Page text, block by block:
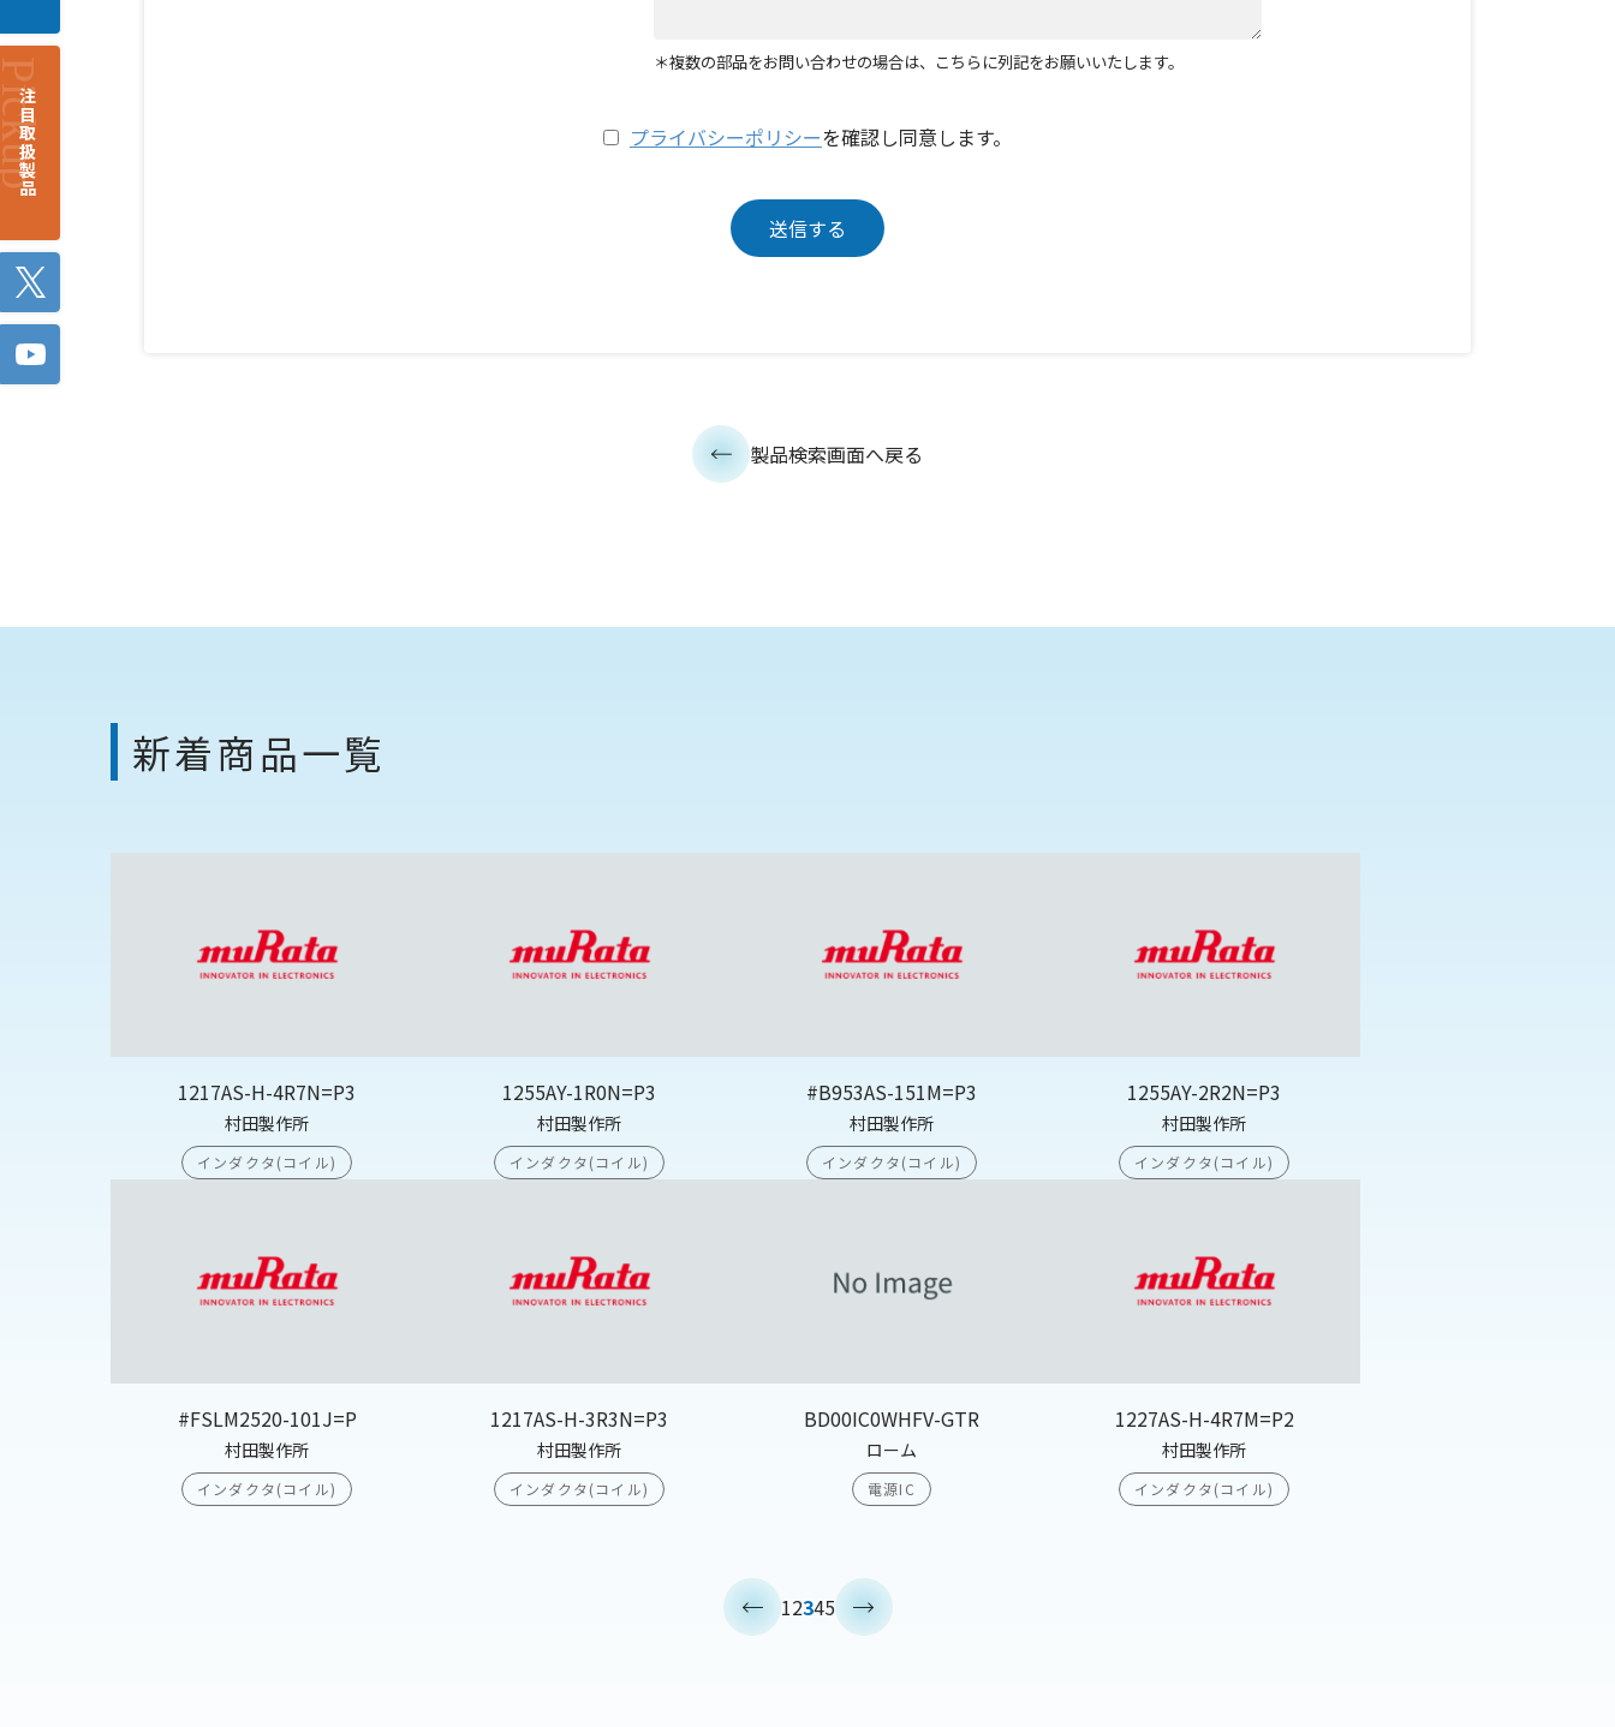
＊複数の部品をお問い合わせの場合は、こちらに列記をお願いいたします。
プライバシーポリシーを確認し同意します。
製品検索画面へ戻る
新着商品一覧
1217AS-H-4R7N=P3
村田製作所
インダクタ(コイル)
1255AY-1R0N=P3
村田製作所
インダクタ(コイル)
#B953AS-151M=P3
村田製作所
インダクタ(コイル)
1255AY-2R2N=P3
村田製作所
インダクタ(コイル)
#FSLM2520-101J=P
村田製作所
インダクタ(コイル)
1217AS-H-3R3N=P3
村田製作所
インダクタ(コイル)
BD00IC0WHFV-GTR
ローム
電源IC
1227AS-H-4R7M=P2
村田製作所
インダクタ(コイル)
12345
注目取扱製品